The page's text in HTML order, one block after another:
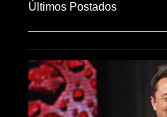
Últimos Postados